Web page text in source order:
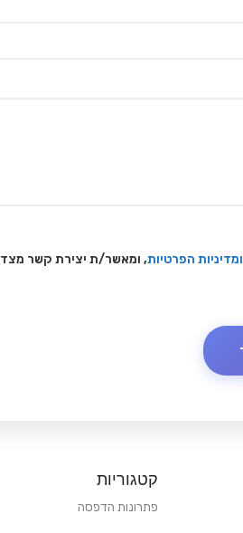
ומדיניות הפרטיות, ומאשר/ת יצירת קשר מצד
קטגוריות
פתרונות הדפסה